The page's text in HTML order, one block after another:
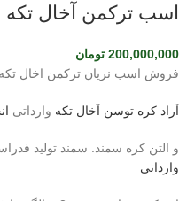
اسب ترکمن آخال تکه نریان
200,000,000 تومان
فروش اسب نریان ترکمن اخال تکه
آراد کره توسن آخال تکه وارداتی
و التن کره سمند. سمند تولید
وارداتی